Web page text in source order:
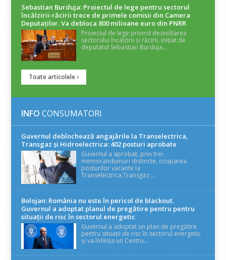
Sebastian Burduja: Proiectul de lege pentru sectorul
încălzirii-răcirii trece de primele comisii din Camera
Deputaților. Va debloca 800 milioane euro din PNRR
Proiectul de lege privind dezvoltarea
sectorului încălzirii și răcirii, inițiat de
deputatul Sebastian Burduja...
Toate articolele
INFO CONSUMATORI
Guvernul deblochează angajările la Transelectrica,
Transgaz și Hidroelectrica: 402 posturi aprobate
Guvernul a aprobat, prin trei
memorandumuri distincte, ocuparea
posturilor vacante la
Transelectrica,Transgaz ...
Bolojan: România nu este în pericol de blackout.
Guvernul a adoptat planul de pregătire pentru pentru
situații de risc în sectorul energetic
Guvernul a adoptat un plan de pregătire
pentru situații de risc în sectorul energetic
și va înființa un Centru...